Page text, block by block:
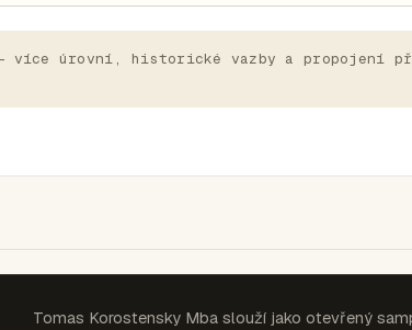
— více úrovní, historické vazby a propojení
Tomas Korostensky Mba slouží jako otevřený